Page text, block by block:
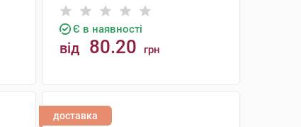
Є в наявності
від 80.20 грн
доставка